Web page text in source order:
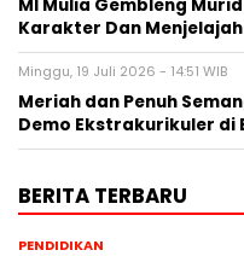
MI Mulia Gembleng
Karakter Dan Menjelajah
Minggu, 19 Juli 2026 - 14:51 WIB
Meriah dan Penuh
Demo Ekstrakurikuler di
BERITA TERBARU
PENDIDIKAN